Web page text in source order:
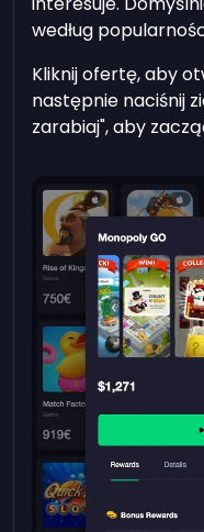
według
Kliknij ofertę, aby
następnie naciśnij
zarabiaj", aby